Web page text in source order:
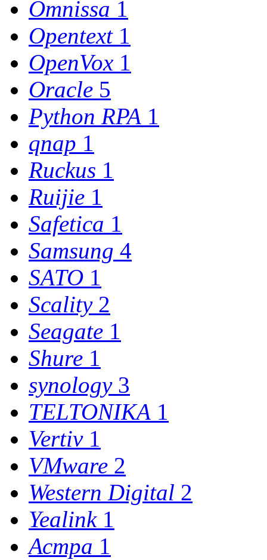
Omnissa 1
Opentext 1
OpenVox 1
Oracle 5
Python RPA 1
qnap 1
Ruckus 1
Ruijie 1
Safetica 1
Samsung 4
SATO 1
Scality 2
Seagate 1
Shure 1
synology 3
TELTONIKA 1
Vertiv 1
VMware 2
Western Digital 2
Yealink 1
Астра 1